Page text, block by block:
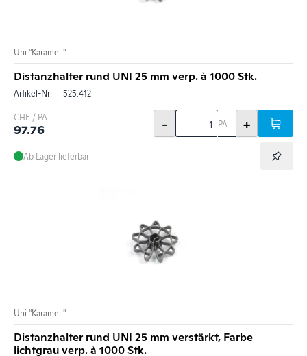
Uni "Karamell"
Distanzhalter rund UNI 25 mm verp. à 1000 Stk.
Artikel-Nr: 525.412
CHF / PA
97.76 - PA +
Ab Lager lieferbar
Uni "Karamell"
Distanzhalter rund UNI 25 mm verstärkt, Farbe
lichtgrau verp. à 1000 Stk.